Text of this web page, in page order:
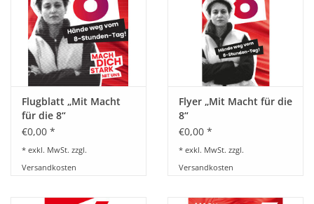
TARIFWENDE
INITIATIVE „MENSCH“
GEWERKSCHAFTEN FÜR DEN
FRIEDEN
Flugblatt „Mit Macht
für die 8“
€0,00 *
* exkl. MwSt. zzgl.
Versandkosten
Flyer „Mit Macht für die
8“
€0,00 *
* exkl. MwSt. zzgl.
Versandkosten